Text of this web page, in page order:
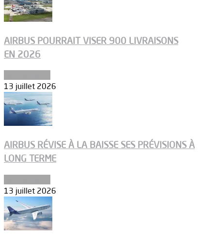
AIRBUS POURRAIT VISER 900 LIVRAISONS
EN 2026
13 juillet 2026
AIRBUS RÉVISE À LA BAISSE SES PRÉVISIONS À
LONG TERME
13 juillet 2026